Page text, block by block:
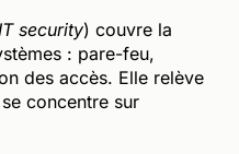
IT security) couvre la
: pare-feu,
des accès. Elle relève
concentre sur